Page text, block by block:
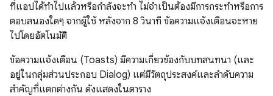
ที่แอปได้ทำไปแล้วหรือกำลังจะทำ ไม่จำเป็นต้องมีการกระทำหรือการ
ตอบสนองใดๆ จากผู้ใช้ หลังจาก 8 วินาที ข้อความแจ้งเตือนจะหาย
ไปโดยอัตโนมัติ
ข้อความแจ้งเตือน (Toasts) มีความเกี่ยวข้องกับบทสนทนา (และ
อยู่ในกลุ่มส่วนประกอบ Dialog) แต่มีวัตถุประสงค์และลำดับความ
สำคัญที่แตกต่างกัน ดังแสดงในตาราง